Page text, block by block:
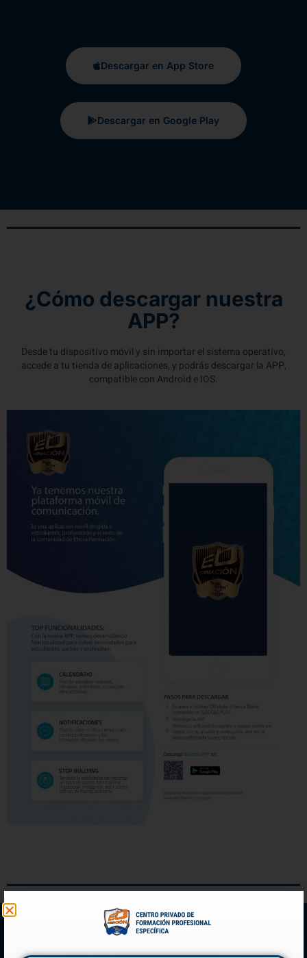
Descargar en App Store
Descargar en Google Play
¿Cómo descargar nuestra
APP?
Desde tu dispositivo móvil y sin importar el sistema operativo,
accede a tu tienda de aplicaciones, y podrás descargar la APP,
compatible con Android e IOS.
Antes de irte... ¿Te gustaría ver